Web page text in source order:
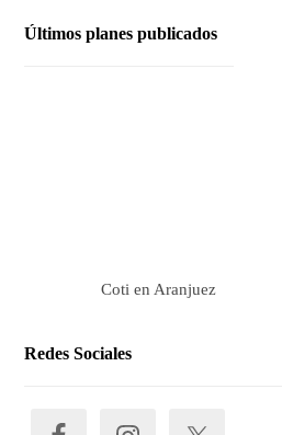
Últimos planes publicados
Coti en Aranjuez
Redes Sociales